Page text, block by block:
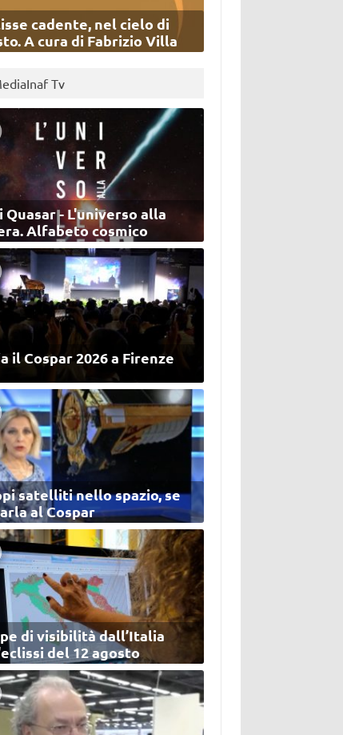
cadente, nel cielo di
A cura di Fabrizio Villa
Tv
Quasar - L'universo alla
Alfabeto cosmico
il Cospar 2026 a Firenze
satelliti nello spazio, se
al Cospar
di visibilità dall’Italia
del 12 agosto